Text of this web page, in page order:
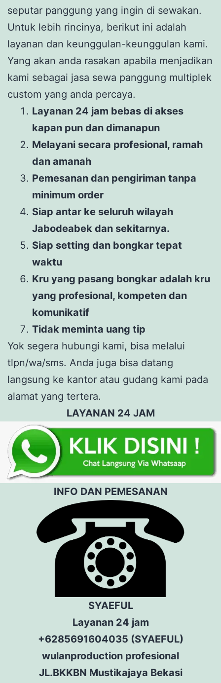
seputar panggung yang ingin di sewakan.
Untuk lebih rincinya, berikut ini adalah
layanan dan keunggulan-keunggulan kami.
Yang akan anda rasakan apabila menjadikan
kami sebagai jasa sewa panggung multiplek
custom yang anda percaya.
Layanan 24 jam bebas di akses
kapan pun dan dimanapun
Melayani secara profesional, ramah
dan amanah
Pemesanan dan pengiriman tanpa
minimum order
Siap antar ke seluruh wilayah
Jabodeabek dan sekitarnya.
Siap setting dan bongkar tepat
waktu
Kru yang pasang bongkar adalah kru
yang profesional, kompeten dan
komunikatif
Tidak meminta uang tip
Yok segera hubungi kami, bisa melalui
tlpn/wa/sms. Anda juga bisa datang
langsung ke kantor atau gudang kami pada
alamat yang tertera.
LAYANAN 24 JAM
INFO DAN PEMESANAN
SYAEFUL
Layanan 24 jam
+6285691604035 (SYAEFUL)
wulanproduction profesional
JL.BKKBN Mustikajaya Bekasi